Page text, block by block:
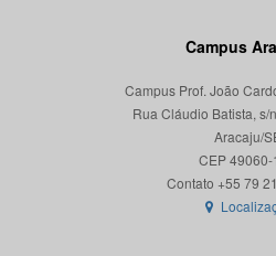
Campus
Campus Prof. João
Rua Cláudio Batista, s/
Aracaju/
CEP 49060-